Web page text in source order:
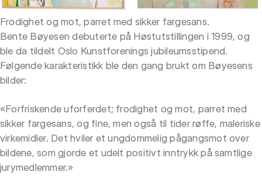
Frodighet og mot, parret med sikker fargesans.
Bente Bøyesen debuterte på Høstutstillingen i 1999, og
ble da tildelt Oslo Kunstforenings jubileumsstipend.
Følgende karakteristikk ble den gang brukt om Bøyesens
bilder:
«Forfriskende uforferdet; frodighet og mot, parret med
sikker fargesans, og fine, men også til tider røffe, maleriske
virkemidler. Det hviler et ungdommelig pågangsmot over
bildene, som gjorde et udelt positivt inntrykk på samtlige
jurymedlemmer.»